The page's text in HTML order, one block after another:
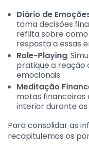
Diário de
toma decisões
reflita sobre
resposta a essas
Role-Playing:
pratique a reação
emocionais.
Meditação
metas financeiras
interior durante
Para consolidar as
recapitulemos os